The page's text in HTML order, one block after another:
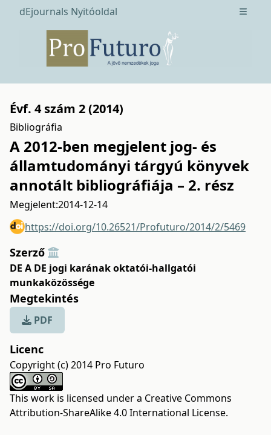
dEjournals Nyitóoldal Open
Évf. 4 szám 2 (2014)
Bibliográfia
A 2012-ben megjelent jog- és
államtudományi tárgyú könyvek
annotált bibliográfiája – 2. rész
Megjelent:2014-12-14
https://doi.org/10.26521/Profuturo/2014/2/5469
Szerző
DE A DE jogi karának oktatói-hallgatói
munkaközössége
Megtekintés
PDF
Licenc
Copyright (c) 2014 Pro Futuro
This work is licensed under a Creative Commons
Attribution-ShareAlike 4.0 International License.